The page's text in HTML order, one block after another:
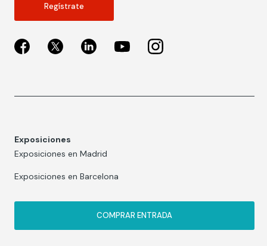
Regístrate
Exposiciones
Exposiciones en Madrid
Exposiciones en Barcelona
COMPRAR ENTRADA